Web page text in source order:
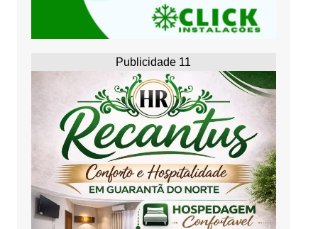
Publicidade 11